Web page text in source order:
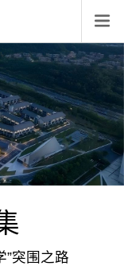

”突围之路